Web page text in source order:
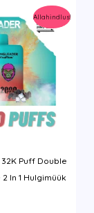
Allahindlus!
Puff Double
In 1 Hulgimüük